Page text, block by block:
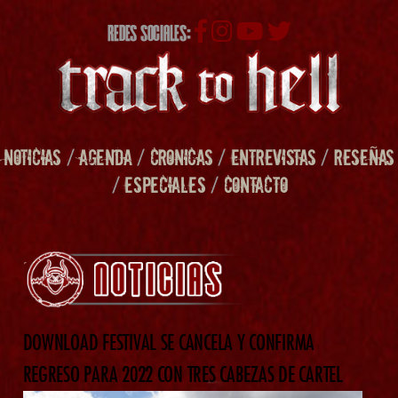
REDES SOCIALES:
NOTICIAS /AGENDA/ CRONICAS/ENTREVISTAS/RESEÑAS
/ESPECIALES/ CONTACTO
DOWNLOAD FESTIVAL SE CANCELA Y CONFIRMA
REGRESO PARA 2022 CON TRES CABEZAS DE CARTEL